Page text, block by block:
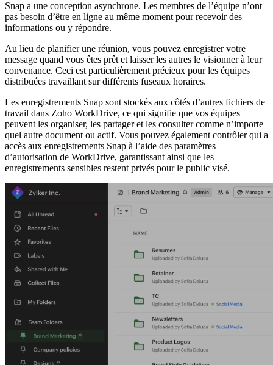
Snap a une conception asynchrone. Les membres de l’équipe n’ont
pas besoin d’être en ligne au même moment pour recevoir des
informations ou y répondre.
Au lieu de planifier une réunion, vous pouvez enregistrer votre
message quand vous êtes prêt et laisser les autres le visionner à leur
convenance. Ceci est particulièrement précieux pour les équipes
distribuées travaillant sur différents fuseaux horaires.
Les enregistrements Snap sont stockés aux côtés d’autres fichiers de
travail dans Zoho WorkDrive, ce qui signifie que vos équipes
peuvent les organiser, les partager et les consulter comme n’importe
quel autre document ou actif. Vous pouvez également contrôler qui a
accès aux enregistrements Snap à l’aide des paramètres
d’autorisation de WorkDrive, garantissant ainsi que les
enregistrements sensibles restent privés pour le public visé.